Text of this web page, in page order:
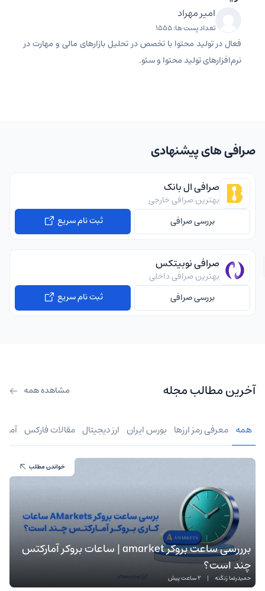
امیر مهراد
تعداد پست ها: 1555
فعال در تولید محتوا با تخصص در تحلیل بازارهای مالی و مهارت در
نرم‌افزارهای تولید محتوا و سئو.
صرافی های پیشنهادی
صرافی ال بانک
بهترین صرافی خارجی
بررسی صرافی
ثبت نام سریع
صرافی نوبیتکس
بهترین صرافی داخلی
بررسی صرافی
ثبت نام سریع
آخرین مطالب مجله مشاهده همه
همه معرفی رمز ارزها بورس ایران ارز دیجیتال مقالات فارکس
برررسی ساعت بروکر amarket | ساعات بروکر آمارکتس
چند است؟
حمیدرضا زنگنه | 2 ساعت پیش
خواندن مطلب